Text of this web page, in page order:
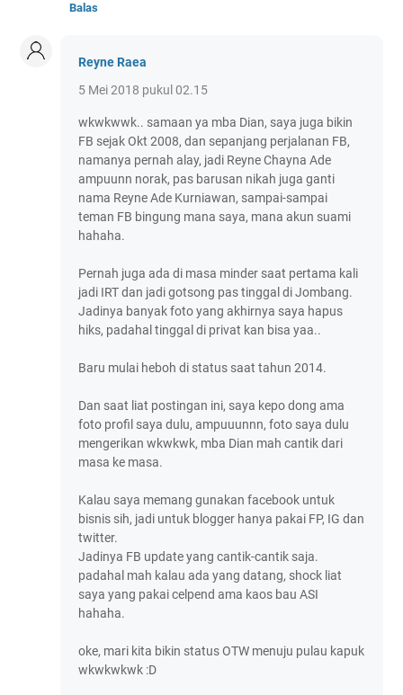
Balas
Reyne Raea
5 Mei 2018 pukul 02.15
wkwkwwk.. samaan ya mba Dian, saya juga bikin
FB sejak Okt 2008, dan sepanjang perjalanan FB,
namanya pernah alay, jadi Reyne Chayna Ade
ampuunn norak, pas barusan nikah juga ganti
nama Reyne Ade Kurniawan, sampai-sampai
teman FB bingung mana saya, mana akun suami
hahaha.
Pernah juga ada di masa minder saat pertama kali
jadi IRT dan jadi gotsong pas tinggal di Jombang.
Jadinya banyak foto yang akhirnya saya hapus
hiks, padahal tinggal di privat kan bisa yaa..
Baru mulai heboh di status saat tahun 2014.
Dan saat liat postingan ini, saya kepo dong ama
foto profil saya dulu, ampuuunnn, foto saya dulu
mengerikan wkwkwk, mba Dian mah cantik dari
masa ke masa.
Kalau saya memang gunakan facebook untuk
bisnis sih, jadi untuk blogger hanya pakai FP, IG dan
twitter.
Jadinya FB update yang cantik-cantik saja.
padahal mah kalau ada yang datang, shock liat
saya yang pakai celpend ama kaos bau ASI
hahaha.
oke, mari kita bikin status OTW menuju pulau kapuk
wkwkwkwk :D